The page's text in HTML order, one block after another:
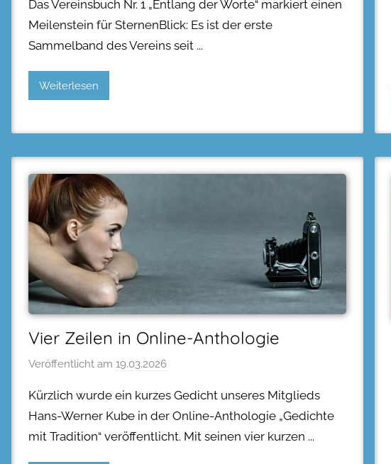
Das Vereinsbuch Nr. 1 „Entlang der Worte“ markiert einen
Meilenstein für SternenBlick: Es ist der erste
Sammelband des Vereins seit
Weiterlesen
Vier Zeilen in Online-Anthologie
Veröffentlicht am 19.03.2026
Kürzlich wurde ein kurzes Gedicht unseres Mitglieds
Hans-Werner Kube in der Online-Anthologie „Gedichte
mit Tradition“ veröffentlicht. Mit seinen vier kurzen